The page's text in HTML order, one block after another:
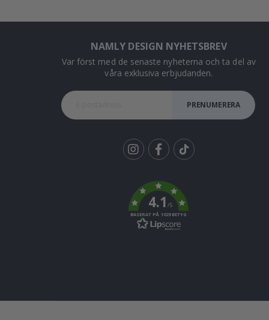
NAMLY DESIGN NYHETSBREV
Var först med de senaste nyheterna och ta del av
våra exklusiva erbjudanden.
PRENUMERERA
k
4.1/5
BASERAT PÅ 1029 BETYG